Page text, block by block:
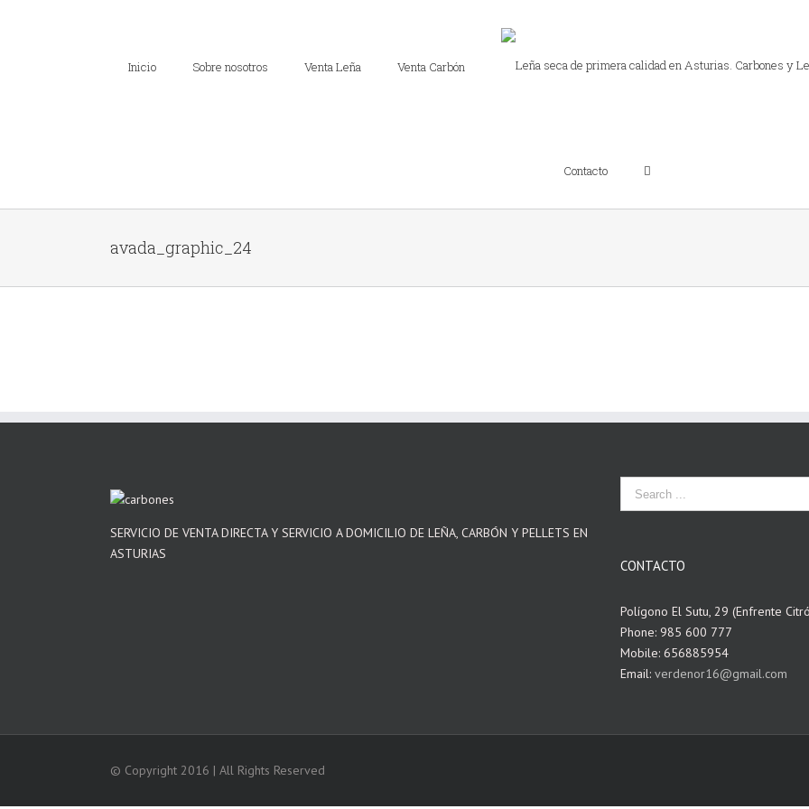
Inicio Sobre nosotros Venta Leña Venta Carbón
Contacto
avada_graphic_24
SERVICIO DE VENTA DIRECTA Y SERVICIO A DOMICILIO DE LEÑA, CARBÓN Y PELLETS EN
ASTURIAS
CONTACTO
Polígono El Sutu, 29 (Enfrente
Phone: 985 600 777
Mobile: 656885954
Email: verdenor16@gmail.com
© Copyright 2016 | All Rights Reserved